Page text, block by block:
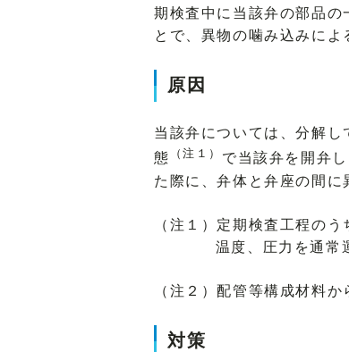
期検査中に当該弁の部品の
とで、異物の噛み込みによ
原因
当該弁については、分解
態
（注１） で当該弁を開弁
た際に、弁体と弁座の間に
（注１）定期検査工程の
温度、圧力を通常
（注２）配管等構成材料
対策